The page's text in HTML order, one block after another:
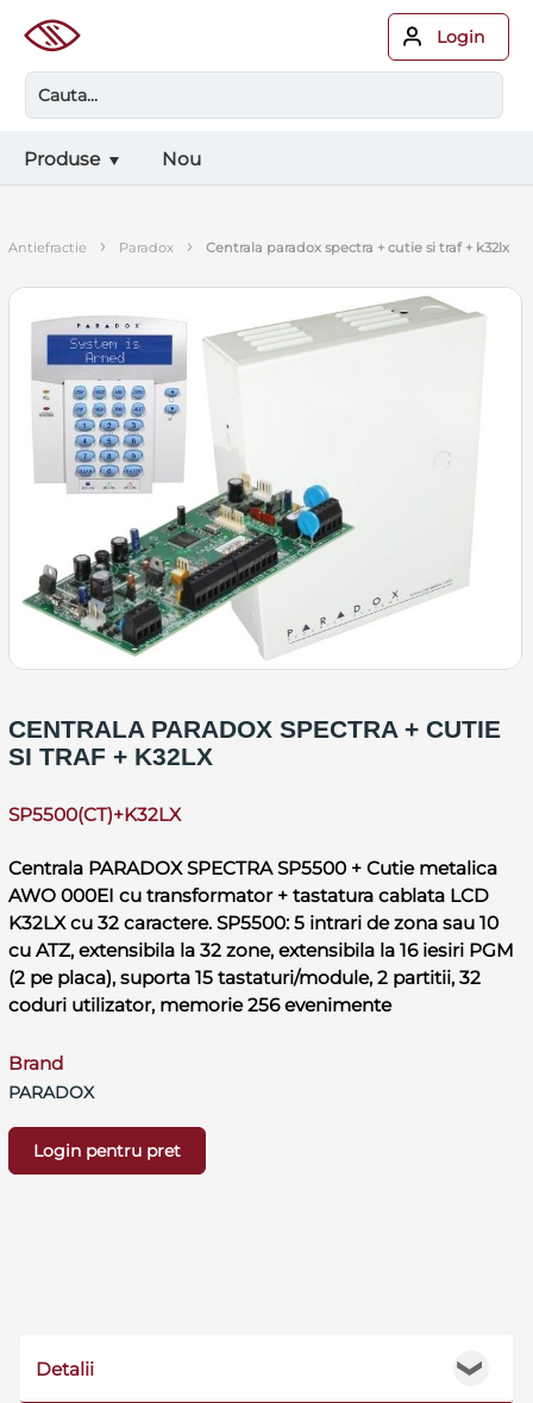
Login
Produse Nou
antiefractie › paradox › centrala paradox spectra + cutie si traf + k32lx
CENTRALA PARADOX SPECTRA + CUTIE
SI TRAF + K32LX
SP5500(CT)+K32LX
Centrala PARADOX SPECTRA SP5500 + Cutie metalica
AWO 000EI cu transformator + tastatura cablata LCD
K32LX cu 32 caractere. SP5500: 5 intrari de zona sau 10
cu ATZ, extensibila la 32 zone, extensibila la 16 iesiri PGM
(2 pe placa), suporta 15 tastaturi/module, 2 partitii, 32
coduri utilizator, memorie 256 evenimente
Brand
PARADOX
Login pentru pret
❯
Detalii